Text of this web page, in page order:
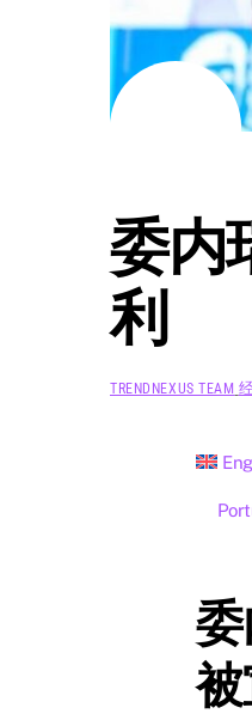
委内
利
TRENDNEXUS TEAM